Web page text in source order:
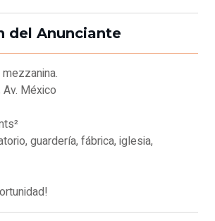
del Anunciante
México
guardería, fábrica, iglesia,